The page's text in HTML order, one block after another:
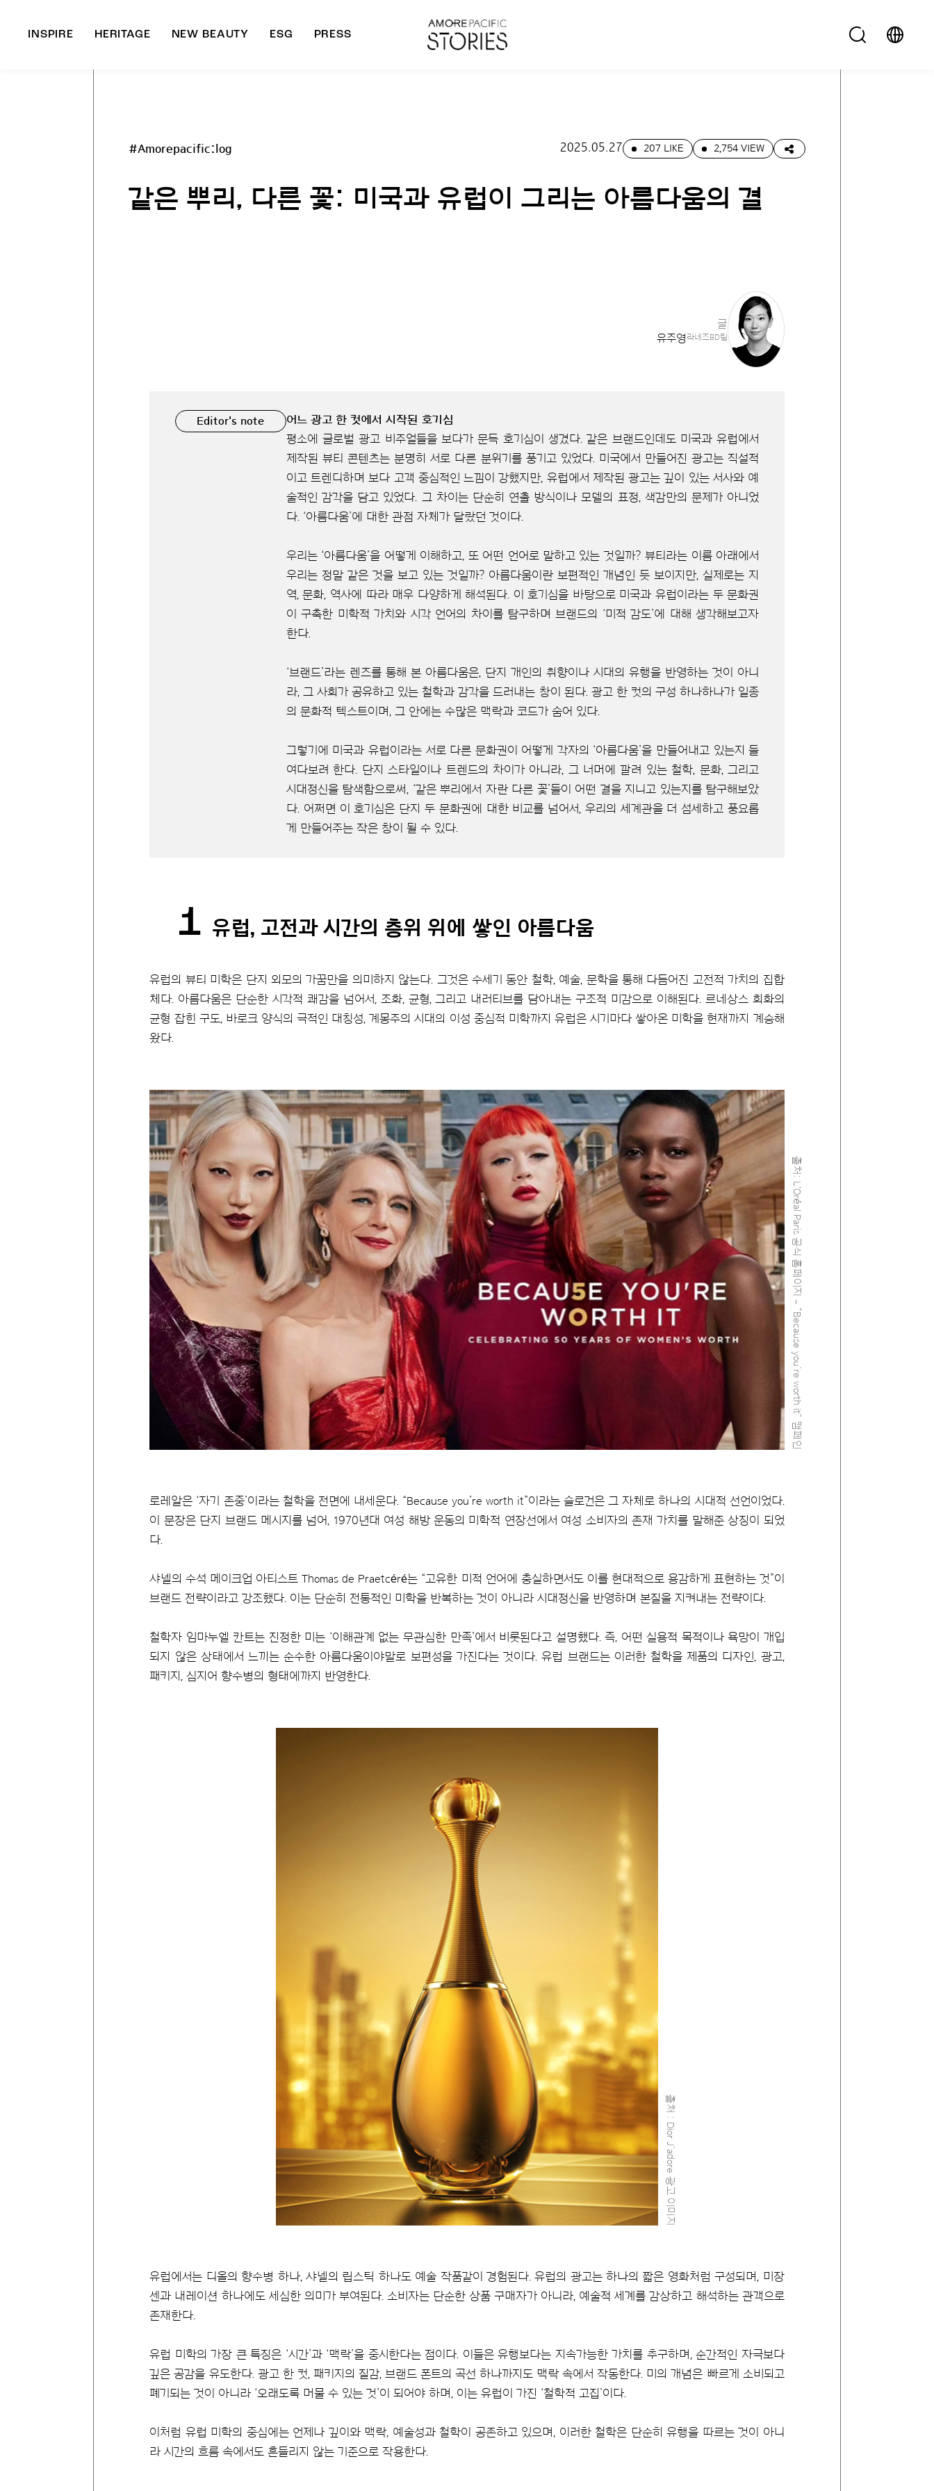
INSPIRE HERITAGE NEW BEAUTY ESG PRESS
#Amorepacific:log 2025.05.27 207 LIKE 2,754 VIEW
같은 뿌리, 다른 꽃: 미국과 유럽이 그리는 아름다움의 결
글
유주영 라네즈BD팀
Editor's note
어느 광고 한 컷에서 시작된 호기심
평소에 글로벌 광고 비주얼들을 보다가 문득 호기심이 생겼다. 같은 브랜드인데도 미국과 유럽에서
제작된 뷰티 콘텐츠는 분명히 서로 다른 분위기를 풍기고 있었다. 미국에서 만들어진 광고는 직설적
이고 트렌디하며 보다 고객 중심적인 느낌이 강했지만, 유럽에서 제작된 광고는 깊이 있는 서사와 예
술적인 감각을 담고 있었다. 그 차이는 단순히 연출 방식이나 모델의 표정, 색감만의 문제가 아니었
다. ‘아름다움’에 대한 관점 자체가 달랐던 것이다.
우리는 ‘아름다움’을 어떻게 이해하고, 또 어떤 언어로 말하고 있는 것일까? 뷰티라는 이름 아래에서
우리는 정말 같은 것을 보고 있는 것일까? 아름다움이란 보편적인 개념인 듯 보이지만, 실제로는 지
역, 문화, 역사에 따라 매우 다양하게 해석된다. 이 호기심을 바탕으로 미국과 유럽이라는 두 문화권
이 구축한 미학적 가치와 시각 언어의 차이를 탐구하며 브랜드의 ‘미적 감도’에 대해 생각해보고자
한다.
‘브랜드’라는 렌즈를 통해 본 아름다움은, 단지 개인의 취향이나 시대의 유행을 반영하는 것이 아니
라, 그 사회가 공유하고 있는 철학과 감각을 드러내는 창이 된다. 광고 한 컷의 구성 하나하나가 일종
의 문화적 텍스트이며, 그 안에는 수많은 맥락과 코드가 숨어 있다.
그렇기에 미국과 유럽이라는 서로 다른 문화권이 어떻게 각자의 ‘아름다움’을 만들어내고 있는지 들
여다보려 한다. 단지 스타일이나 트렌드의 차이가 아니라, 그 너머에 깔려 있는 철학, 문화, 그리고
시대정신을 탐색함으로써, ‘같은 뿌리에서 자란 다른 꽃’들이 어떤 결을 지니고 있는지를 탐구해보았
다. 어쩌면 이 호기심은 단지 두 문화권에 대한 비교를 넘어서, 우리의 세계관을 더 섬세하고 풍요롭
게 만들어주는 작은 창이 될 수 있다.
1 유럽, 고전과 시간의 층위 위에 쌓인 아름다움
유럽의 뷰티 미학은 단지 외모의 가꿈만을 의미하지 않는다. 그것은 수세기 동안 철학, 예술, 문학을 통해 다듬어진 고전적 가치의 집합
체다. 아름다움은 단순한 시각적 쾌감을 넘어서, 조화, 균형, 그리고 내러티브를 담아내는 구조적 미감으로 이해된다. 르네상스 회화의
균형 잡힌 구도, 바로크 양식의 극적인 대칭성, 계몽주의 시대의 이성 중심적 미학까지 유럽은 시기마다 쌓아온 미학을 현재까지 계승해
왔다.
출처: L'Oréal Paris 공식 홈페이지 – “Because you’re worth it” 캠페인
로레알은 ‘자기 존중’이라는 철학을 전면에 내세운다. “Because you’re worth it”이라는 슬로건은 그 자체로 하나의 시대적 선언이었다.
이 문장은 단지 브랜드 메시지를 넘어, 1970년대 여성 해방 운동의 미학적 연장선에서 여성 소비자의 존재 가치를 말해준 상징이 되었
다.
샤넬의 수석 메이크업 아티스트 Thomas de Praetcéré는 “고유한 미적 언어에 충실하면서도 이를 현대적으로 용감하게 표현하는 것”이
브랜드 전략이라고 강조했다. 이는 단순히 전통적인 미학을 반복하는 것이 아니라 시대정신을 반영하며 본질을 지켜내는 전략이다.
철학자 임마누엘 칸트는 진정한 미는 ‘이해관계 없는 무관심한 만족’에서 비롯된다고 설명했다. 즉, 어떤 실용적 목적이나 욕망이 개입
되지 않은 상태에서 느끼는 순수한 아름다움이야말로 보편성을 가진다는 것이다. 유럽 브랜드는 이러한 철학을 제품의 디자인, 광고,
패키지, 심지어 향수병의 형태에까지 반영한다.
출처 : Dior J’adore 광고 이미지
유럽에서는 디올의 향수병 하나, 샤넬의 립스틱 하나도 예술 작품같이 경험된다. 유럽의 광고는 하나의 짧은 영화처럼 구성되며, 미장
센과 내레이션 하나에도 세심한 의미가 부여된다. 소비자는 단순한 상품 구매자가 아니라, 예술적 세계를 감상하고 해석하는 관객으로
존재한다.
유럽 미학의 가장 큰 특징은 ‘시간’과 ‘맥락’을 중시한다는 점이다. 이들은 유행보다는 지속가능한 가치를 추구하며, 순간적인 자극보다
깊은 공감을 유도한다. 광고 한 컷, 패키지의 질감, 브랜드 폰트의 곡선 하나까지도 맥락 속에서 작동한다. 미의 개념은 빠르게 소비되고
폐기되는 것이 아니라 ‘오래도록 머물 수 있는 것’이 되어야 하며, 이는 유럽이 가진 ‘철학적 고집’이다.
이처럼 유럽 미학의 중심에는 언제나 깊이와 맥락, 예술성과 철학이 공존하고 있으며, 이러한 철학은 단순히 유행을 따르는 것이 아니
라 시간의 흐름 속에서도 흔들리지 않는 기준으로 작용한다.